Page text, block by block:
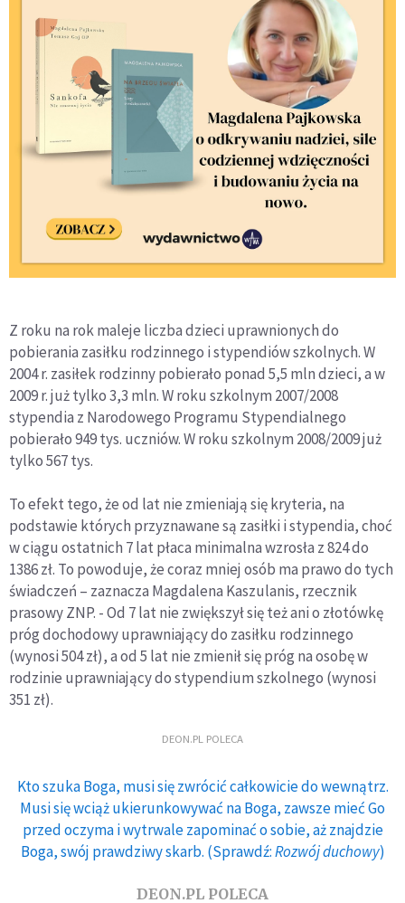
Z roku na rok maleje liczba dzieci uprawnionych do
pobierania zasiłku rodzinnego i stypendiów szkolnych. W
2004 r. zasiłek rodzinny pobierało ponad 5,5 mln dzieci, a w
2009 r. już tylko 3,3 mln. W roku szkolnym 2007/2008
stypendia z Narodowego Programu Stypendialnego
pobierało 949 tys. uczniów. W roku szkolnym 2008/2009 już
tylko 567 tys.
To efekt tego, że od lat nie zmieniają się kryteria, na
podstawie których przyznawane są zasiłki i stypendia, choć
w ciągu ostatnich 7 lat płaca minimalna wzrosła z 824 do
1386 zł. To powoduje, że coraz mniej osób ma prawo do tych
świadczeń – zaznacza Magdalena Kaszulanis, rzecznik
prasowy ZNP. - Od 7 lat nie zwiększył się też ani o złotówkę
próg dochodowy uprawniający do zasiłku rodzinnego
(wynosi 504 zł), a od 5 lat nie zmienił się próg na osobę w
rodzinie uprawniający do stypendium szkolnego (wynosi
351 zł).
DEON.PL POLECA
Kto szuka Boga, musi się zwrócić całkowicie do wewnątrz.
Musi się wciąż ukierunkowywać na Boga, zawsze mieć Go
przed oczyma i wytrwale zapominać o sobie, aż znajdzie
Boga, swój prawdziwy skarb. (Sprawdź:Rozwój duchowy)
DEON.PL POLECA